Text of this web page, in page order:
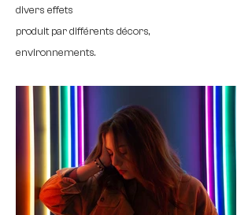
divers effets
produit par différents décors,
environnements.